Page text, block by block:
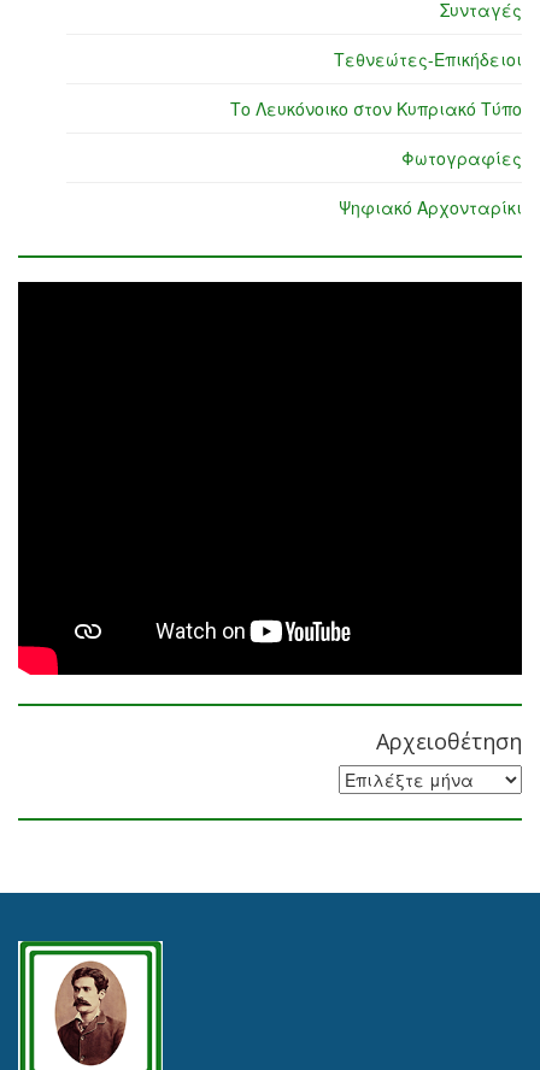
Συνταγές
Τεθνεώτες-Επικήδειοι
Το Λευκόνοικο στον Κυπριακό Τύπο
Φωτογραφίες
Ψηφιακό Αρχονταρίκι
Αρχειοθέτηση
Αρχειοθέτηση